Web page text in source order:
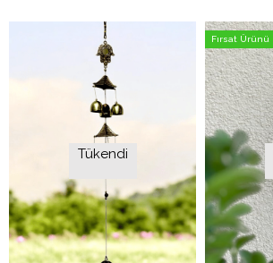
Tükendi
Fırsat Ürünü